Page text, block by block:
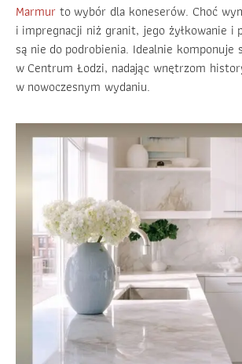
Marmur to wybór dla koneserów. Choć
i impregnacji niż granit, jego żyłkowanie i
są nie do podrobienia. Idealnie komponuje
w Centrum Łodzi, nadając wnętrzom
w nowoczesnym wydaniu.